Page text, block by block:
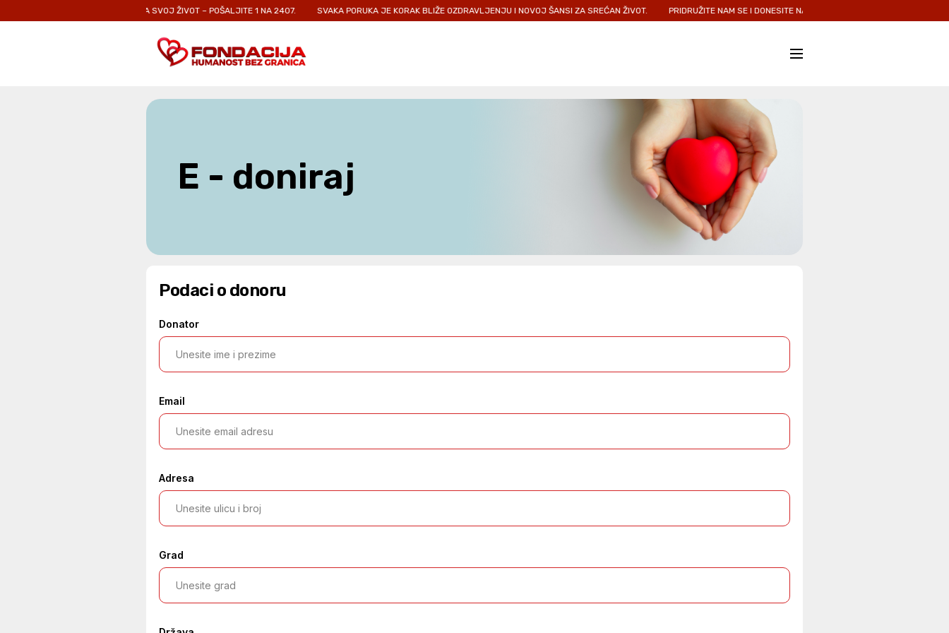
I ODRASLIMA KOJI SE BORE ZA SVOJ ŽIVOT – POŠALJITE 1 NA 2407. SVAKA PORUKA JE KORAK BLIŽE OZDRAVLJENJU I NOVOJ ŠANSI ZA SREĆAN ŽIVOT. PRIDRUŽITE NAM SE I DONESITE NADU I LJUBAV ONIMA KOJIMA JE
E - doniraj
Podaci o donoru
Donator
Email
Adresa
Grad